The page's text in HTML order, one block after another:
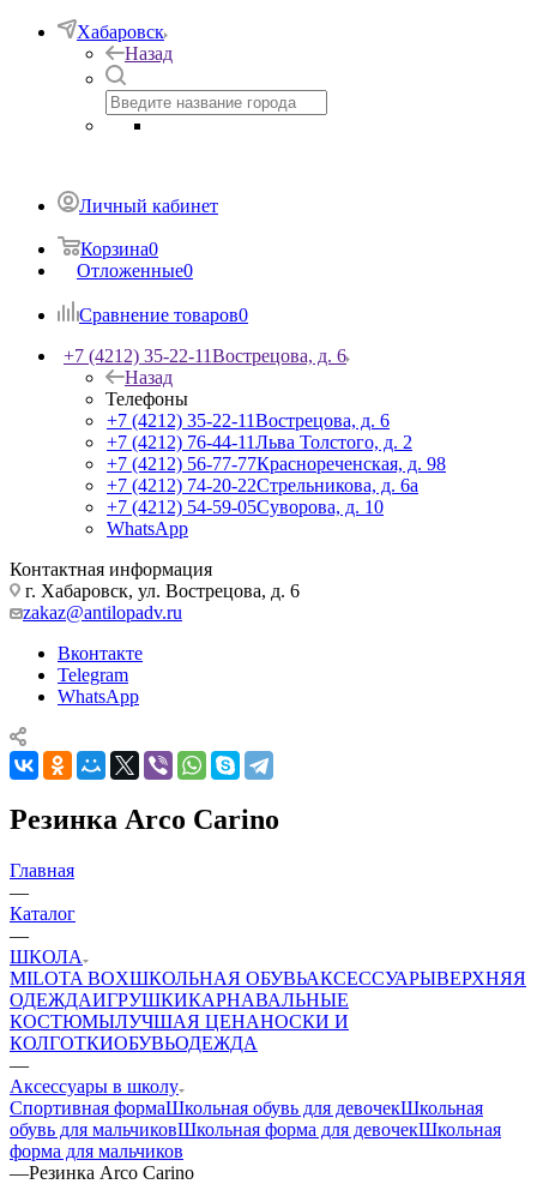
Хабаровск
Назад
Личный кабинет
Корзина0
Отложенные0
Сравнение товаров0
+7 (4212) 35-22-11Вострецова, д. 6
Назад
Телефоны
+7 (4212) 35-22-11Вострецова, д. 6
+7 (4212) 76-44-11Льва Толстого, д. 2
+7 (4212) 56-77-77Краснореченская, д. 98
+7 (4212) 74-20-22Стрельникова, д. 6а
+7 (4212) 54-59-05Суворова, д. 10
WhatsApp
Контактная информация
г. Хабаровск, ул. Вострецова, д. 6
zakaz@antilopadv.ru
Вконтакте
Telegram
WhatsApp
Резинка Arco Carino
Главная
—
Каталог
—
ШКОЛА
MILOTA BOXШКОЛЬНАЯ ОБУВЬАКСЕССУАРЫВЕРХНЯЯ
ОДЕЖДАИГРУШКИКАРНАВАЛЬНЫЕ
КОСТЮМЫЛУЧШАЯ ЦЕНАНОСКИ И
КОЛГОТКИОБУВЬОДЕЖДА
—
Аксессуары в школу
Спортивная формаШкольная обувь для девочекШкольная
обувь для мальчиковШкольная форма для девочекШкольная
форма для мальчиков
—Резинка Arco Carino